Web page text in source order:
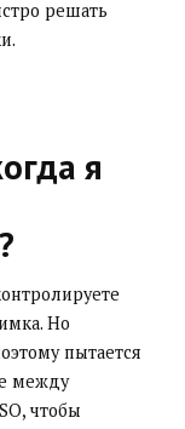
решать
я
Но
пытается
между
чтобы